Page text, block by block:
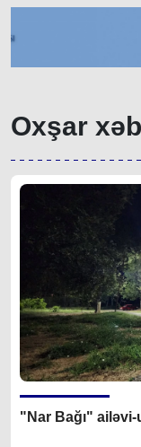
Oxşar
"Nar Bağı"